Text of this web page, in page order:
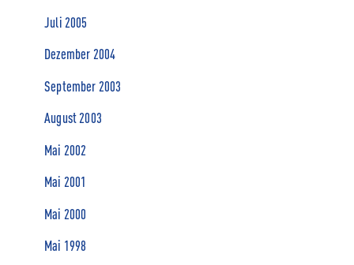
Juli 2005
Dezember 2004
September 2003
August 2003
Mai 2002
Mai 2001
Mai 2000
Mai 1998